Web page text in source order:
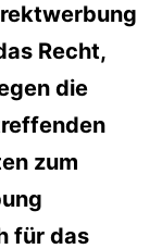
Recht,
die
zum
für das